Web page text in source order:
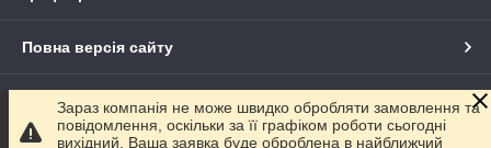
Повна версія сайту
Сайт створено на маркетплейсі Prom.ua
Зараз компанія не може швидко обробляти замовлення та
повідомлення, оскільки за її графіком роботи сьогодні
вихідний. Ваша заявка буде оброблена в найближчий